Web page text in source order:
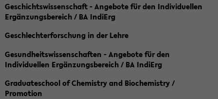
Geschichtswissenschaft - Angebote für den Individuellen
Ergänzungsbereich / BA IndiErg
Geschlechterforschung in der Lehre
Gesundheitswissenschaften - Angebote für den
Individuellen Ergänzungsbereich / BA IndiErg
Graduateschool of Chemistry and Biochemistry /
Promotion